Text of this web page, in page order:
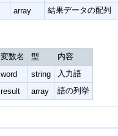
array 結果データの配列
変数名 型
内容
word
string
入力語
result
array 語の列挙